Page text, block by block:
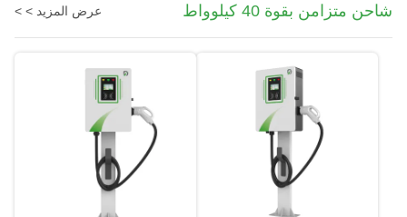
شاحن متزامن بقوة 40 كيلوواط عرض المزيد > >